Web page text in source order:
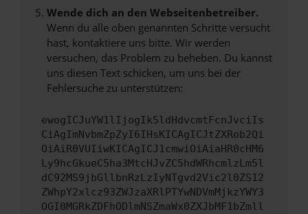
Wende dich an den Webseitenbetreiber.
Wenn du alle oben genannten Schritte versucht
hast, kontaktiere uns bitte. Wir werden
versuchen, das Problem zu beheben. Du kannst
uns diesen Text schicken, um uns bei der
Fehlersuche zu unterstützen:
ewogICJuYW1lIjogIk5ldHdvcmtFcnJvciIs
CiAgImNvbmZpZyI6IHsKICAgICJtZXRob2Qi
OiAiR0VUIiwKICAgICJ1cmwiOiAiaHR0cHM6
Ly9hcGkueC5ha3MtcHJvZC5hdWRhcmlzLm5l
dC92MS9jbGllbnRzLzIyNTgvd2Vic2l0ZS12
ZWhpY2xlcz93ZWJzaXRlPTYwNDVmMjkzYWY3
OGI0MGRkZDFhODlmNSZmaWx0ZXJbMF1bZmll